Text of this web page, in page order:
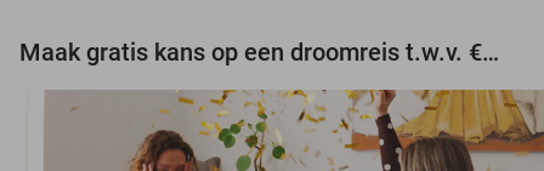
Maak gratis kans op een droomreis t.w.v. €3.000!